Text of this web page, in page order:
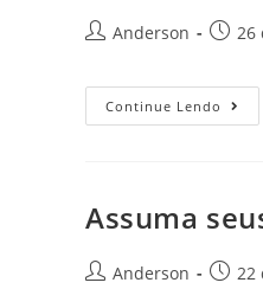
Anderson 26
Continue Lendo
Assuma
Anderson 22